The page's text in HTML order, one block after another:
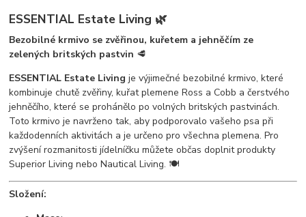
ESSENTIAL Estate Living 🌿
Bezobilné krmivo se zvěřinou, kuřetem a jehněčím ze
zelených britských pastvin 🥩
ESSENTIAL Estate Living je výjimečné bezobilné krmivo, které
kombinuje chutě zvěřiny, kuřat plemene Ross a Cobb a čerstvého
jehněčího, které se prohánělo po volných britských pastvinách.
Toto krmivo je navrženo tak, aby podporovalo vašeho psa při
každodenních aktivitách a je určeno pro všechna plemena. Pro
zvýšení rozmanitosti jídelníčku můžete občas doplnit produkty
Superior Living nebo Nautical Living. 🍽️
Složení: